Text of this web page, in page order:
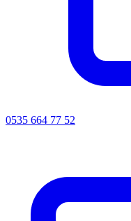
0535 664 77 52